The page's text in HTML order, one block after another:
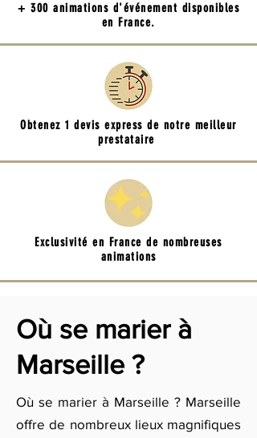
+ 300 animations d'événement disponibles
en France.
Obtenez 1 devis express de notre meilleur
prestataire
Exclusivité en France de nombreuses
animations
Où se marier à
Marseille ?
Où se marier à Marseille ? Marseille
offre de nombreux lieux magnifiques